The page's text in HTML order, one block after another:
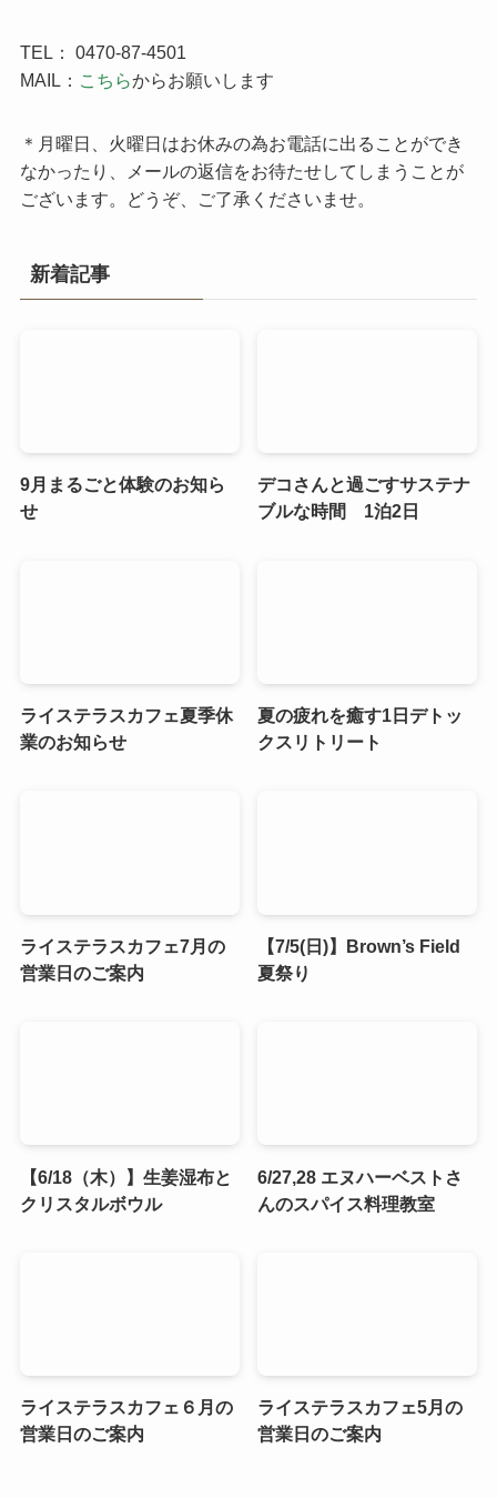
TEL： 0470-87-4501
MAIL：
こちらからお願いします
＊月曜日、火曜日はお休みの為お電話に出ることができ
なかったり、メールの返信をお待たせしてしまうことが
ございます。どうぞ、ご了承くださいませ。
新着記事
9月まるごと体験のお知ら
せ
デコさんと過ごすサステナ
ブルな時間 1泊2日
ライステラスカフェ夏季休
業のお知らせ
夏の疲れを癒す1日デトッ
クスリトリート
ライステラスカフェ7月の
営業日のご案内
【7/5(日)】Brown’s Field
夏祭り
【6/18（木）】生姜湿布と
クリスタルボウル
6/27,28 エヌハーベストさ
んのスパイス料理教室
ライステラスカフェ６月の
営業日のご案内
ライステラスカフェ5月の
営業日のご案内